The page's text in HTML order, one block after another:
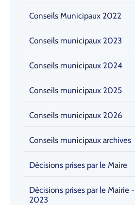
Conseils Municipaux 2022
Conseils municipaux 2023
Conseils municipaux 2024
Conseils municipaux 2025
Conseils municipaux 2026
Conseils municipaux archives
Décisions prises par le Maire
Décisions prises par le Mairie -
2023